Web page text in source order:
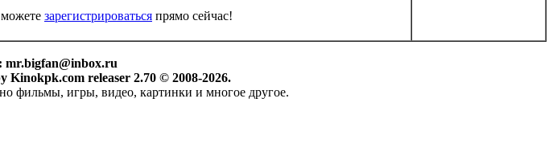
зарегистрироваться прямо сейчас!
mr.bigfan@inbox.ru
Kinokpk.com releaser 2.70 © 2008-2026.
фильмы, игры, видео, картинки и многое другое.